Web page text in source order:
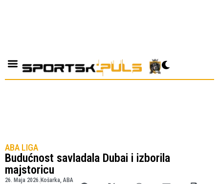
ABA LIGA
Budućnost savladala Dubai i izborila
majstoricu
26. Maja 2026. Košarka ABA